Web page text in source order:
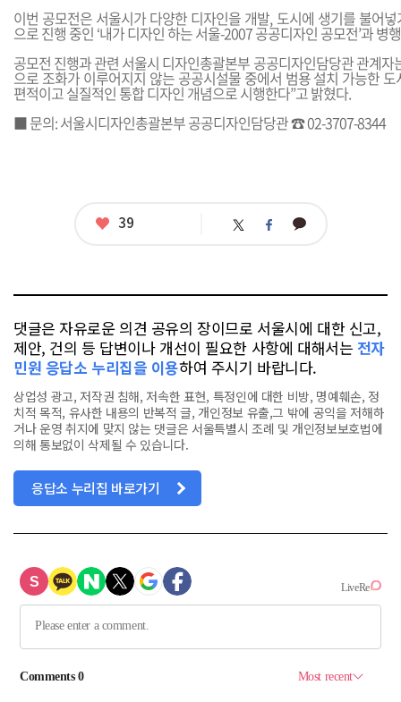
이번 공모전은 서울시가 다양한 디자인을 개발, 도시에 생기를 불어
으로 진행 중인 ‘내가 디자인 하는 서울-2007 공공디자인 공모전’과 병
공모전 진행과 관련 서울시 디자인총괄본부 공공디자인담당관 관계자
으로 조화가 이루어지지 않는 공공시설물 중에서 범용 설치 가능한
편적이고 실질적인 통합 디자인 개념으로 시행한다”고 밝혔다.
■ 문의: 서울시디자인총괄본부 공공디자인담당관 ☎ 02-3707-8344
좋
39 트 페 카
댓글은 자유로운 의견 공유의 장이므로 서울시에 대한 신고,
제안, 건의 등 답변이나 개선이 필요한 사항에 대해서는 전자
민원 응답소 누리집을 이용하여 주시기 바랍니다.
상업성 광고, 저작권 침해, 저속한 표현, 특정인에 대한 비방, 명예훼손, 정
치적 목적, 유사한 내용의 반복적 글, 개인정보 유출,그 밖에 공익을 저해하
거나 운영 취지에 맞지 않는 댓글은 서울특별시 조례 및 개인정보보호법에
의해 통보없이 삭제될 수 있습니다.
응답소 누리집 바로가기